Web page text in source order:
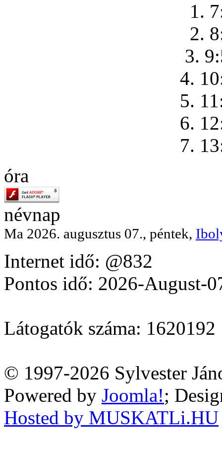
1.
2.
3.
4.
5.
6.
7.
óra
névnap
Ma 2026. augusztus 07., péntek,
Internet idő: @832
Pontos idő: 2026-August-
Látogatók száma: 1620192
© 1997-2026 Sylvester
Powered by Joomla!;
Hosted by MUSKATLi.HU